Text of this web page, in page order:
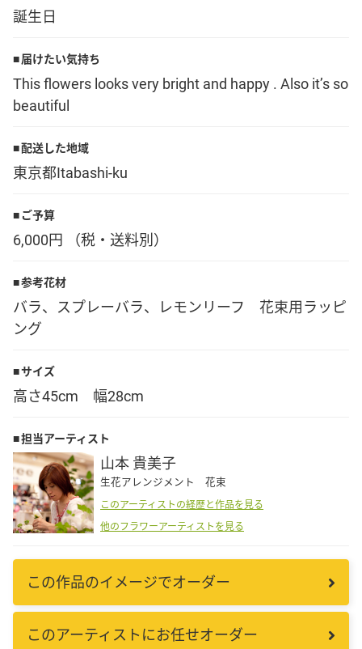
日本語
誕生日
届けたい気持ち
This flowers looks very bright and happy . Also it’s so
beautiful
配送した地域
東京都Itabashi-ku
ご予算
6,000円 （税・送料別）
参考花材
バラ、スプレーバラ、レモンリーフ 花束用ラッピ
ング
サイズ
高さ45cm 幅28cm
担当アーティスト
山本 貴美子
生花アレンジメント 花束
このアーティストの経歴と作品を見る
他のフラワーアーティストを見る
この作品のイメージでオーダー
このアーティストにお任せオーダー